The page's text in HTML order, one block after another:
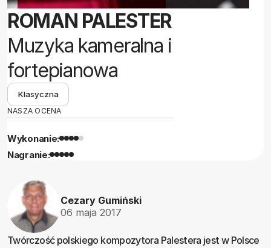
ROMAN PALESTER
Muzyka kameralna i
fortepianowa
Klasyczna
NASZA OCENA
Wykonanie:
Nagranie:
Cezary Gumiński
06 maja 2017
Twórczość polskiego kompozytora Palestera jest w Polsce